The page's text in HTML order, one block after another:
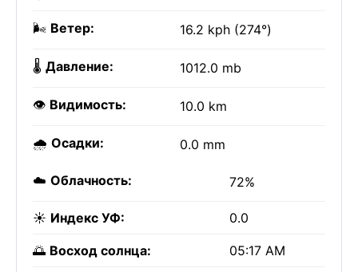
🌬️ Ветер: 16.2 kph (274°)
🌡️ Давление: 1012.0 mb
👁️ Видимость: 10.0 km
🌧️ Осадки: 0.0 mm
☁️ Облачность: 72%
☀️ Индекс УФ: 0.0
🌅 Восход солнца: 05:17 AM